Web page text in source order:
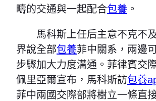
疇的交通與一起配合包養 。
馬科斯上任后主意不克不及
界說全部包養菲中關系，兩邊
步驟加大力度溝通。菲律賓交
佩里亞爾宣布，馬科斯訪包養
菲中兩國交際部將樹立一條直